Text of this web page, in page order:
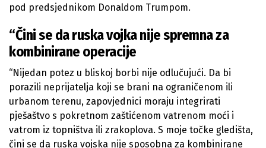
pod predsjednikom Donaldom Trumpom.
“Čini se da ruska vojka nije spremna za
kombinirane operacije
“Nijedan potez u bliskoj borbi nije odlučujući. Da bi
porazili neprijatelja koji se brani na ograničenom ili
urbanom terenu, zapovjednici moraju integrirati
pješaštvo s pokretnom zaštićenom vatrenom moći i
vatrom iz topništva ili zrakoplova. S moje točke gledišta,
čini se da ruska vojska nije sposobna za kombinirane